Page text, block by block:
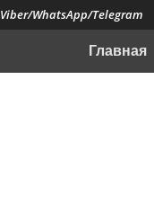
Viber/WhatsApp/Telegram
Главная